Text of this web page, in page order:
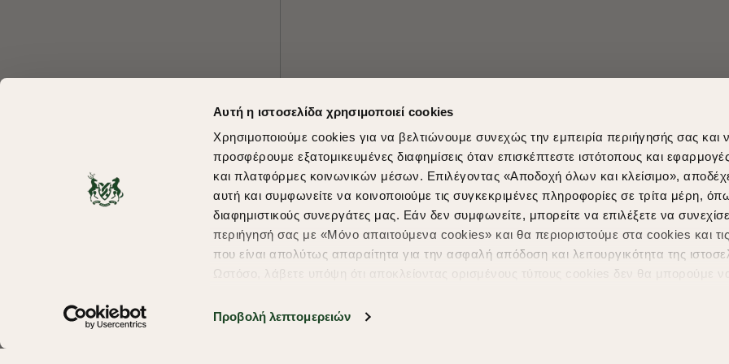
Αυτή η ιστοσελίδα χρησιμοποιεί cookies
Χρησιμοποιούμε cookies για να βελτιώνουμε συνεχώς την εμπειρία περιήγησής σας και
προσφέρουμε εξατομικευμένες διαφημίσεις όταν επισκέπτεστε ιστότοπους και
και πλατφόρμες κοινωνικών μέσων. Επιλέγοντας «Αποδοχή όλων και κλείσιμο»,
αυτή και συμφωνείτε να κοινοποιούμε τις συγκεκριμένες πληροφορίες σε τρίτα μέρη,
διαφημιστικούς συνεργάτες μας. Εάν δεν συμφωνείτε, μπορείτε να επιλέξετε να
περιήγησή σας με «Μόνο απαιτούμενα cookies» και θα περιοριστούμε στα cookies και τις
που είναι απολύτως απαραίτητα για την ασφαλή απόδοση και λειτουργικότητα της
Ωστόσο, λάβετε υπόψη ότι αποκλείοντας ορισμένους τύπους cookies δεν θα μπορούμε
υπηρεσίες και διαφημίσεις. Για να προσαρμόσετε τις επιλογές σας ή να ανακαλέσετε τη
Προβολή λεπτομερειών
Shopping in secure with Shipping